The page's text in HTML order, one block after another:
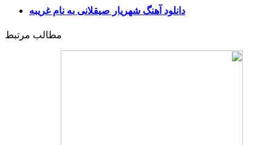
دانلود آهنگ شهریار صیقلانی به نام غریبه
مطالب مرتبط